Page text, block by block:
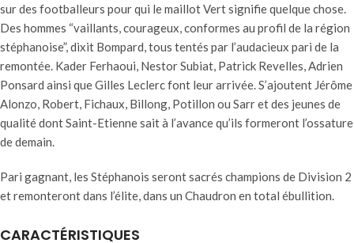
sur des footballeurs pour qui le maillot Vert signifie quelque chose.
Des hommes “vaillants, courageux, conformes au profil de la région
stéphanoise”, dixit Bompard, tous tentés par l’audacieux pari de la
remontée. Kader Ferhaoui, Nestor Subiat, Patrick Revelles, Adrien
Ponsard ainsi que Gilles Leclerc font leur arrivée. S’ajoutent Jérôme
Alonzo, Robert, Fichaux, Billong, Potillon ou Sarr et des jeunes de
qualité dont Saint-Etienne sait à l’avance qu’ils formeront l’ossature
de demain.
Pari gagnant, les Stéphanois seront sacrés champions de Division 2
et remonteront dans l’élite, dans un Chaudron en total ébullition.
CARACTÉRISTIQUES